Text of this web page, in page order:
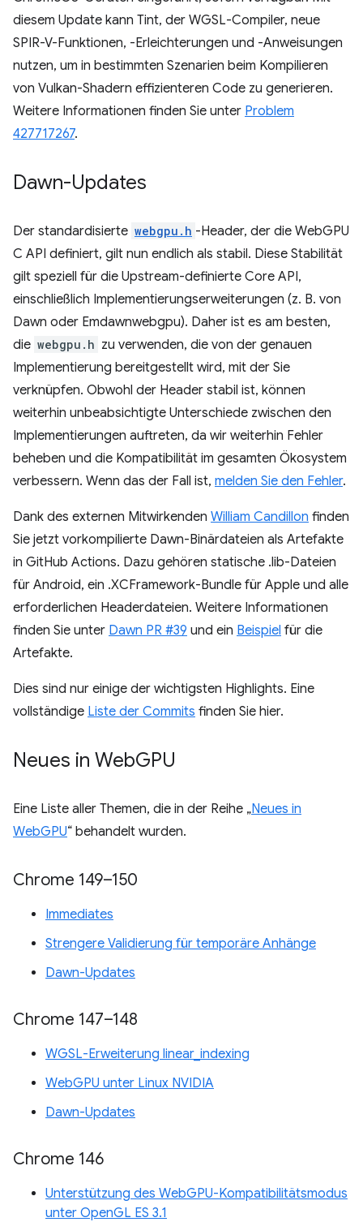
diesem Update kann Tint, der WGSL-Compiler, neue
SPIR-V-Funktionen, -Erleichterungen und -Anweisungen
nutzen, um in bestimmten Szenarien beim Kompilieren
von Vulkan-Shadern effizienteren Code zu generieren.
Weitere Informationen finden Sie unter Problem
427717267.
Dawn-Updates
Der standardisierte webgpu.h -Header, der die WebGPU
C API definiert, gilt nun endlich als stabil. Diese Stabilität
gilt speziell für die Upstream-definierte Core API,
einschließlich Implementierungserweiterungen (z. B. von
Dawn oder Emdawnwebgpu). Daher ist es am besten,
die webgpu.h zu verwenden, die von der genauen
Implementierung bereitgestellt wird, mit der Sie
verknüpfen. Obwohl der Header stabil ist, können
weiterhin unbeabsichtigte Unterschiede zwischen den
Implementierungen auftreten, da wir weiterhin Fehler
beheben und die Kompatibilität im gesamten Ökosystem
verbessern. Wenn das der Fall ist, melden Sie den Fehler.
Dank des externen Mitwirkenden William Candillon finden
Sie jetzt vorkompilierte Dawn-Binärdateien als Artefakte
in GitHub Actions. Dazu gehören statische .lib-Dateien
für Android, ein .XCFramework-Bundle für Apple und alle
erforderlichen Headerdateien. Weitere Informationen
finden Sie unter Dawn PR #39 und ein Beispiel für die
Artefakte.
Dies sind nur einige der wichtigsten Highlights. Eine
vollständige Liste der Commits finden Sie hier.
Neues in WebGPU
Eine Liste aller Themen, die in der Reihe „Neues in
WebGPU“ behandelt wurden.
Chrome 149–150
Immediates
Strengere Validierung für temporäre Anhänge
Dawn-Updates
Chrome 147–148
WGSL-Erweiterung linear_indexing
WebGPU unter Linux NVIDIA
Dawn-Updates
Chrome 146
Unterstützung des WebGPU-Kompatibilitätsmodus
unter OpenGL ES 3.1